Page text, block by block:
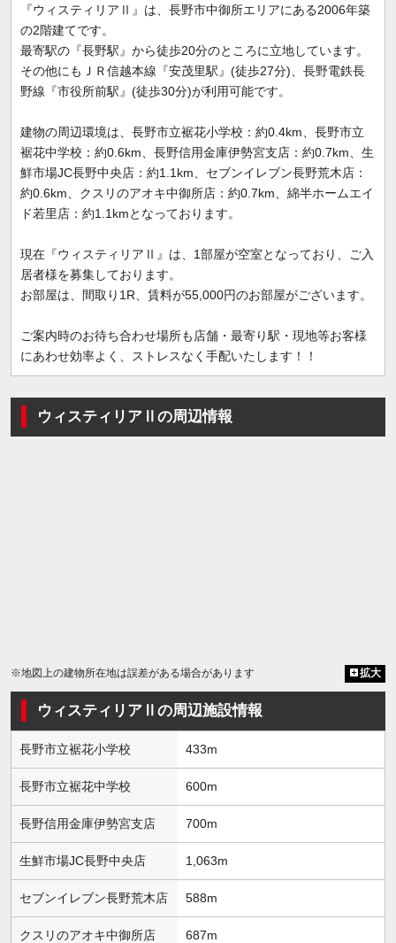
『ウィスティリアⅡ』は、長野市中御所エリアにある2006年築
の2階建てです。
最寄駅の『長野駅』から徒歩20分のところに立地しています。
その他にもＪＲ信越本線『安茂里駅』(徒歩27分)、長野電鉄長
野線『市役所前駅』(徒歩30分)が利用可能です。
建物の周辺環境は、長野市立裾花小学校：約0.4km、長野市立
裾花中学校：約0.6km、長野信用金庫伊勢宮支店：約0.7km、生
鮮市場JC長野中央店：約1.1km、セブンイレブン長野荒木店：
約0.6km、クスリのアオキ中御所店：約0.7km、綿半ホームエイ
ド若里店：約1.1kmとなっております。
現在『ウィスティリアⅡ』は、1部屋が空室となっており、ご入
居者様を募集しております。
お部屋は、間取り1R、賃料が55,000円のお部屋がございます。
ご案内時のお待ち合わせ場所も店舗・最寄り駅・現地等お客様
にあわせ効率よく、ストレスなく手配いたします！！
ウィスティリアⅡの周辺情報
※地図上の建物所在地は誤差がある場合があります 拡大
ウィスティリアⅡの周辺施設情報
長野市立裾花小学校 433m
長野市立裾花中学校 600m
長野信用金庫伊勢宮支店 700m
生鮮市場JC長野中央店 1,063m
セブンイレブン長野荒木店 588m
クスリのアオキ中御所店 687m